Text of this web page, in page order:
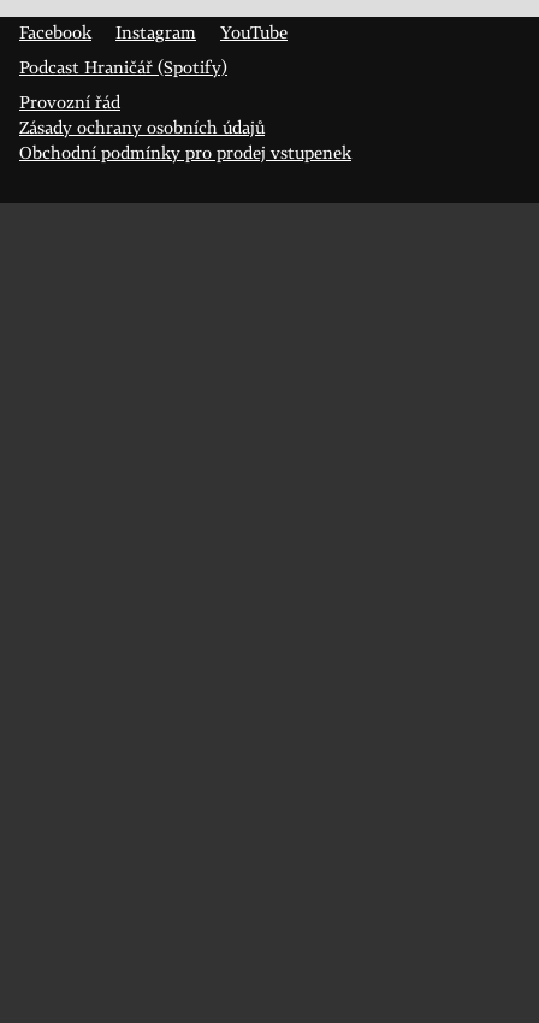
Facebook
Instagram
YouTube
Podcast Hraničář (Spotify)
Provozní řád
Zásady ochrany osobních údajů
Obchodní podmínky pro prodej vstupenek